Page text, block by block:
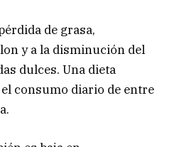
de grasa,
y a la disminución del
dulces. Una dieta
consumo diario de entre